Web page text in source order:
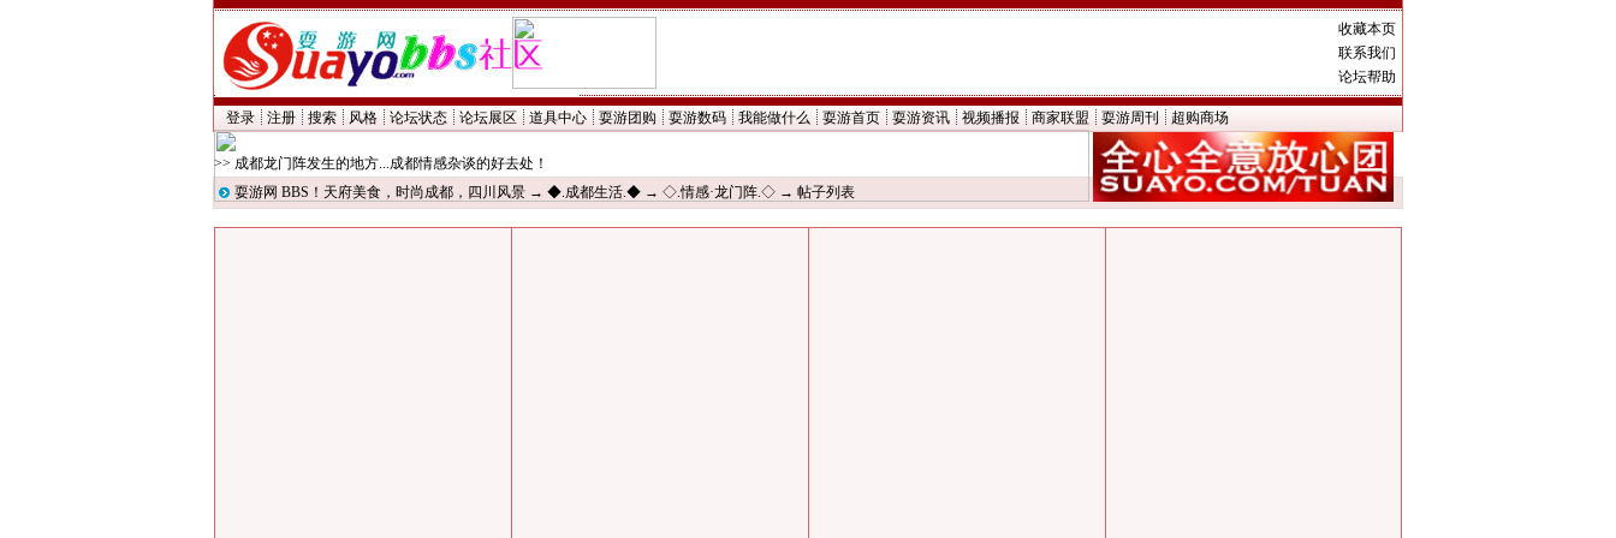
收藏本页
联系我们
论坛帮助
登录 注册 搜索 风格 论坛状态 论坛展区 道具中心 耍游团购 耍游数码 我能做什么 耍游首页 耍游资讯 视频播报 商家联盟 耍游周刊 超购商场
>> 成都龙门阵发生的地方...成都情感杂谈的好去处！
耍游网 BBS！天府美食，时尚成都，四川风景 → ◆.成都生活.◆ → ◇.情感·龙门阵.◇ → 帖子列表